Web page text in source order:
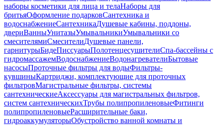
наборы косметики для лица и телаНаборы для
бритьяОформление подарковСантехника и
водоснабжениеСантехникаДушевые кабины, поддоны,
двериВанныУнитазыУмывальникиУмывальники со
смесителямиСмесителиДушевые панели,
гарнитурыБидеПиссуарыПолотенцесушителиСпа-бассейны с
гидромассажемВодоснабжениеВодонагревателиБытовые
насосыПроточные фильтры для водыФильтры-
кувшиныКартриджи, комплектующие для проточных
фильтровМагистральные фильтры, системы
сантехническиеАксессуары для магистральных фильтров,
систем сантехническихТрубы полипропиленовыеФитинги
полипропиленовыеРасширительные баки,
гидроаккумуляторыОбустройство ванной комнаты и